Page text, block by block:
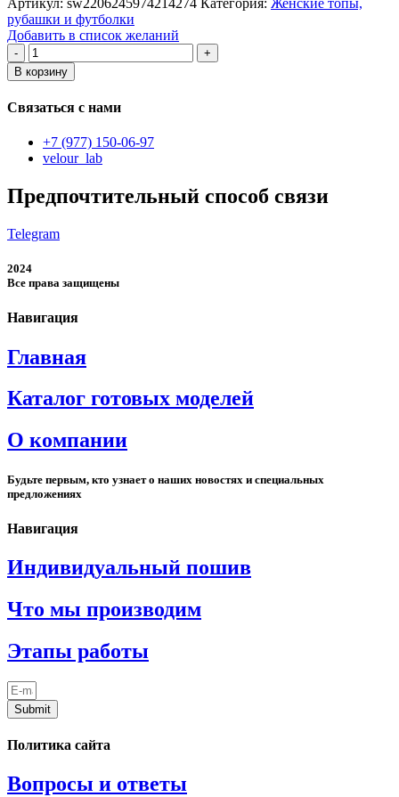
рубашки и футболки
Добавить в список желаний
Количество
товара
женские
В корзину
Связаться с нами
+7 (977) 150-06-97
velour_lab
Предпочтительный способ связи
Telegram
2024
Все права защищены
Навигация
Главная
Каталог готовых моделей
О компании
Будьте первым, кто узнает о наших новостях и специальных
предложениях
Навигация
Индивидуальный пошив
Что мы производим
Этапы работы
Submit
Политика сайта
Вопросы и ответы